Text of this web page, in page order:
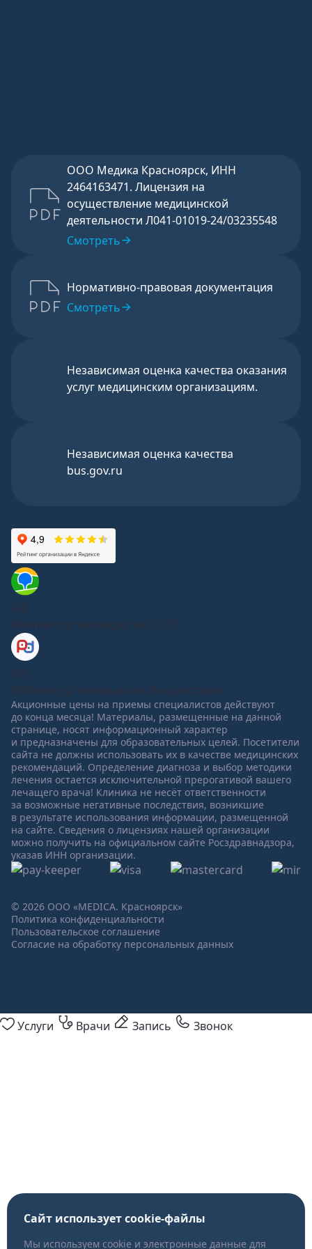
ООО Медика Красноярск, ИНН
2464163471. Лицензия на
осуществление медицинской
деятельности Л041-01019-24/03235548
Смотреть
Нормативно-правовая документация
Смотреть
Независимая оценка качества оказания
услуг медицинским организациям.
Независимая оценка качества
bus.gov.ru
4,8
Рейтинг организации на 2 ГИС
5,0
Рейтинг организации на Продокторов
Акционные цены на приемы специалистов действуют
до конца месяца! Материалы, размещенные на данной
странице, носят информационный характер
и предназначены для образовательных целей. Посетители
сайта не должны использовать их в качестве медицинских
рекомендаций. Определение диагноза и выбор методики
лечения остается исключительной прерогативой вашего
лечащего врача! Клиника не несёт ответственности
за возможные негативные последствия, возникшие
в результате использования информации, размещенной
на сайте. Сведения о лицензиях нашей организации
можно получить на официальном сайте Росздравнадзора,
указав ИНН организации.
© 2026 ООО «MEDICA. Красноярск»
Политика конфиденциальности
Пользовательское соглашение
Согласие на обработку персональных данных
Услуги Врачи Запись Звонок
Сайт использует cookie-файлы
Мы используем cookie и электронные данные для